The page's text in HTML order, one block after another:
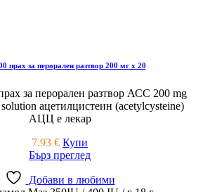
прах за перорален разтвор 200 мг x 20
за перорален разтвор АСС 200 mg
ацетилцистеин (acetylcysteine)
АЦЦ е лекар
7.93 € Купи
Бърз преглед
Добави в любими